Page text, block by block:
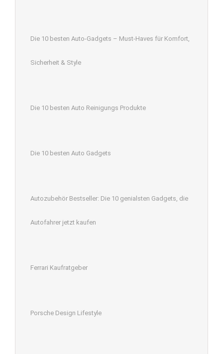
Die 10 besten Auto-Gadgets – Must-Haves für Komfort,
Sicherheit & Style
Die 10 besten Auto Reinigungs Produkte
Die 10 besten Auto Gadgets
Autozubehör Bestseller: Die 10 genialsten Gadgets, die
Autofahrer jetzt kaufen
Ferrari Kaufratgeber
Porsche Design Lifestyle